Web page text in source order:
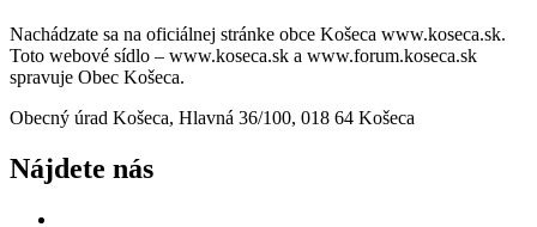
Nachádzate sa na oficiálnej stránke obce Košeca www.koseca.sk.
Toto webové sídlo – www.koseca.sk a www.forum.koseca.sk
spravuje Obec Košeca.
Obecný úrad Košeca, Hlavná 36/100, 018 64 Košeca
Nájdete nás